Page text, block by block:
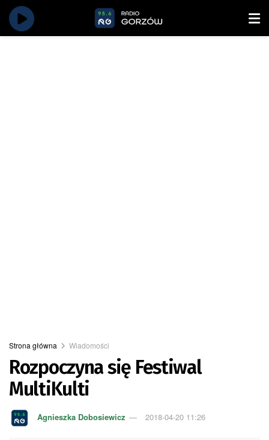
Strona główna Wiadomości
Rozpoczyna się Festiwal
MultiKulti
Agnieszka Dobosiewicz 2018-04-20 11:26